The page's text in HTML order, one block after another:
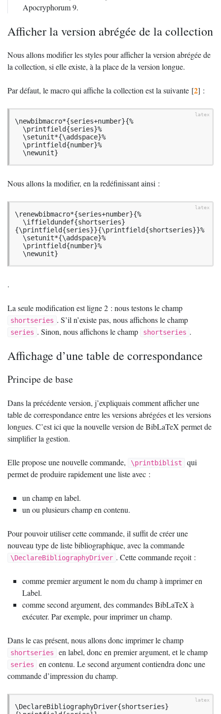
Apocryphorum 9.
Afficher la version abrégée de la collection
Nous allons modifier les styles pour afficher la version abrégée de
la collection, si elle existe, à la place de la version longue.
Par défaut, le macro qui affiche la collection est la suivante [2] :
\newbibmacro*{series+number}{%
  \newunit}
Nous allons la modifier, en la redéfinissant ainsi :
\renewbibmacro*{series+number}{%
{\printfield{series}}{\printfield{shortseries}}%
  \newunit}
.
La seule modification est ligne 2 : nous testons le champ
shortseries . S’il n’existe pas, nous affichons le champ
series . Sinon, nous affichons le champ shortseries .
Affichage d’une table de correspondance
Principe de base
Dans la précédente version, j’expliquais comment afficher une
table de correspondance entre les versions abrégées et les versions
longues. C’est ici que la nouvelle version de BibLaTeX permet de
simplifier la gestion.
Elle propose une nouvelle commande, \printbiblist
qui
permet de produire rapidement une liste avec :
un champ en label.
un ou plusieurs champ en contenu.
Pour pouvoir utiliser cette commande, il suffit de créer une
nouveau type de liste bibliographique, avec la commande
\DeclareBibliographyDriver . Cette commande reçoit :
comme premier argument le nom du champ à imprimer en
Label.
comme second argument, des commandes BibLaTeX à
exécuter. Par exemple, pour imprimer un champ.
Dans le cas présent, nous allons donc imprimer le champ
shortseries en label, donc en premier argument, et le champ
series
en contenu. Le second argument contiendra donc une
commande d’impression du champ.
\DeclareBibliographyDriver{shortseries}